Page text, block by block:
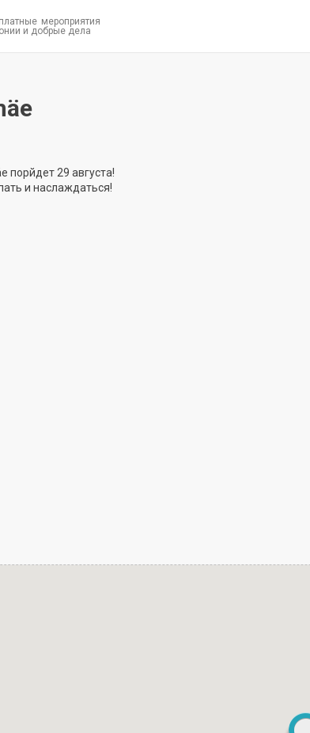
мероприятия
и добрые дела
порйдет 29 августа!
и наслаждаться!